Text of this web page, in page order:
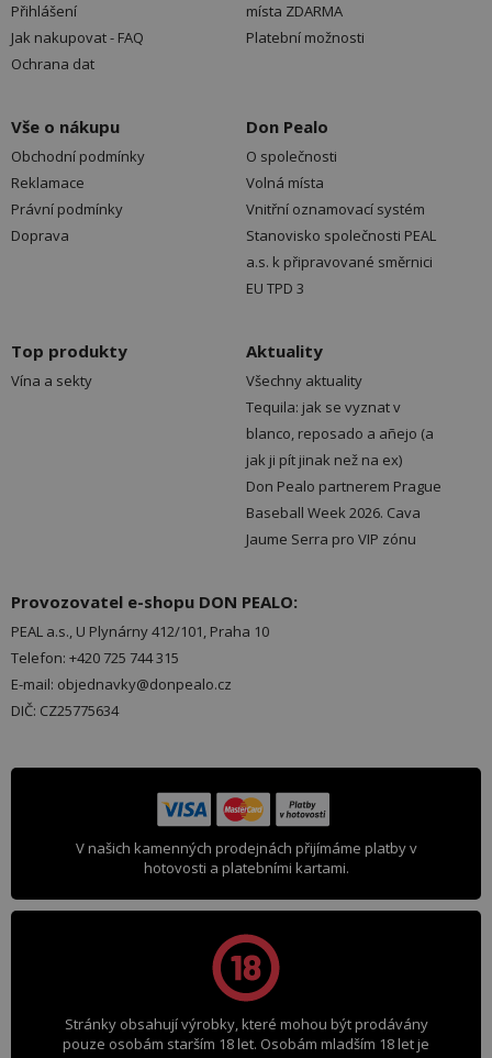
Přihlášení
Jak nakupovat - FAQ
Ochrana dat
místa ZDARMA
Platební možnosti
Vše o nákupu
Obchodní podmínky
Reklamace
Právní podmínky
Doprava
Don Pealo
O společnosti
Volná místa
Vnitřní oznamovací systém
Stanovisko společnosti PEAL
a.s. k připravované směrnici
EU TPD 3
Top produkty
Vína a sekty
Aktuality
Všechny aktuality
Tequila: jak se vyznat v
blanco, reposado a añejo (a
jak ji pít jinak než na ex)
Don Pealo partnerem Prague
Baseball Week 2026. Cava
Jaume Serra pro VIP zónu
Provozovatel e-shopu DON PEALO:
PEAL a.s., U Plynárny 412/101, Praha 10
Telefon: +420 725 744 315
E-mail: objednavky@donpealo.cz
DIČ: CZ25775634
V našich kamenných prodejnách přijímáme platby v
hotovosti a platebními kartami.
Stránky obsahují výrobky, které mohou být prodávány
pouze osobám starším 18 let. Osobám mladším 18 let je